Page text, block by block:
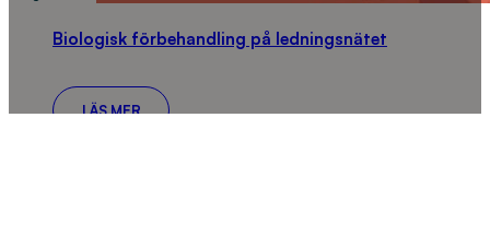
Biologisk förbehandling på ledningsnätet
LÄS MER